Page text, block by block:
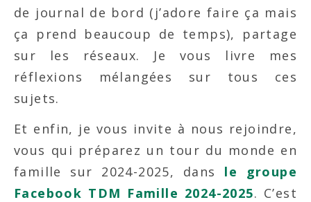
de journal de bord (j’adore faire ça mais
ça prend beaucoup de temps), partage
sur les réseaux. Je vous livre mes
réflexions mélangées sur tous ces
sujets.
Et enfin, je vous invite à nous rejoindre,
vous qui préparez un tour du monde en
famille sur 2024-2025, dans le groupe
Facebook TDM Famille 2024-2025. C’est